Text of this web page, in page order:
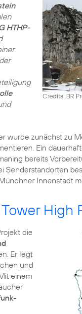
Credits: BR
HTHP-
wurde zunächst zu
Ein
bereits
Senderstandorten
Innenstadt
High
die
Er legt
und
einem